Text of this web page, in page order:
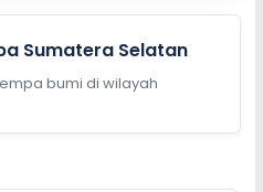
Sumatera Selatan
bumi di wilayah